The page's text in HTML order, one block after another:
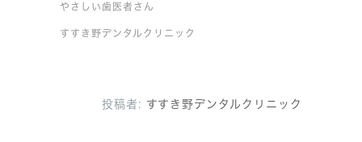
やさしい歯医者さん
すすき野デンタルクリニック
投稿者: すすき野デンタルクリニック